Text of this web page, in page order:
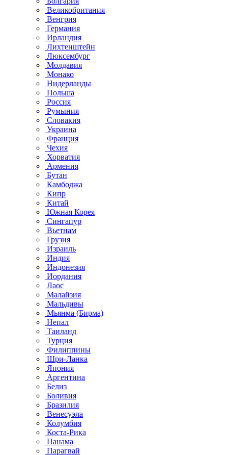
Великобритания
Венгрия
Германия
Ирландия
Лихтенштейн
Люксембург
Молдавия
Монако
Нидерланды
Польша
Россия
Румыния
Словакия
Украина
Франция
Чехия
Хорватия
Армения
Бутан
Камбоджа
Кипр
Китай
Южная Корея
Сингапур
Вьетнам
Грузия
Израиль
Индия
Индонезия
Иордания
Лаос
Малайзия
Мальдивы
Мьянма (Бирма)
Непал
Таиланд
Турция
Филиппины
Шри-Ланка
Япония
Аргентина
Белиз
Боливия
Бразилия
Венесуэла
Колумбия
Коста-Рика
Панама
Парагвай